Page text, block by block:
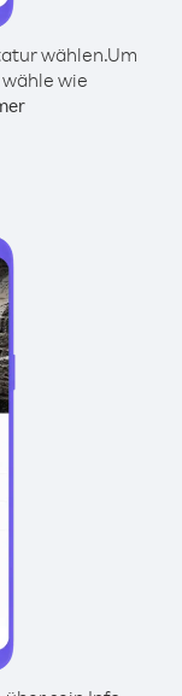
wählen.Um
wie